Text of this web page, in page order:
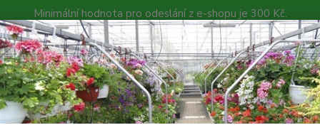
Minimální hodnota pro odeslání z e-shopu je 300 Kč.
můžete čekat nejpozději v následujícím týdnu po přijetí
Poradna Kontakty
Hledat